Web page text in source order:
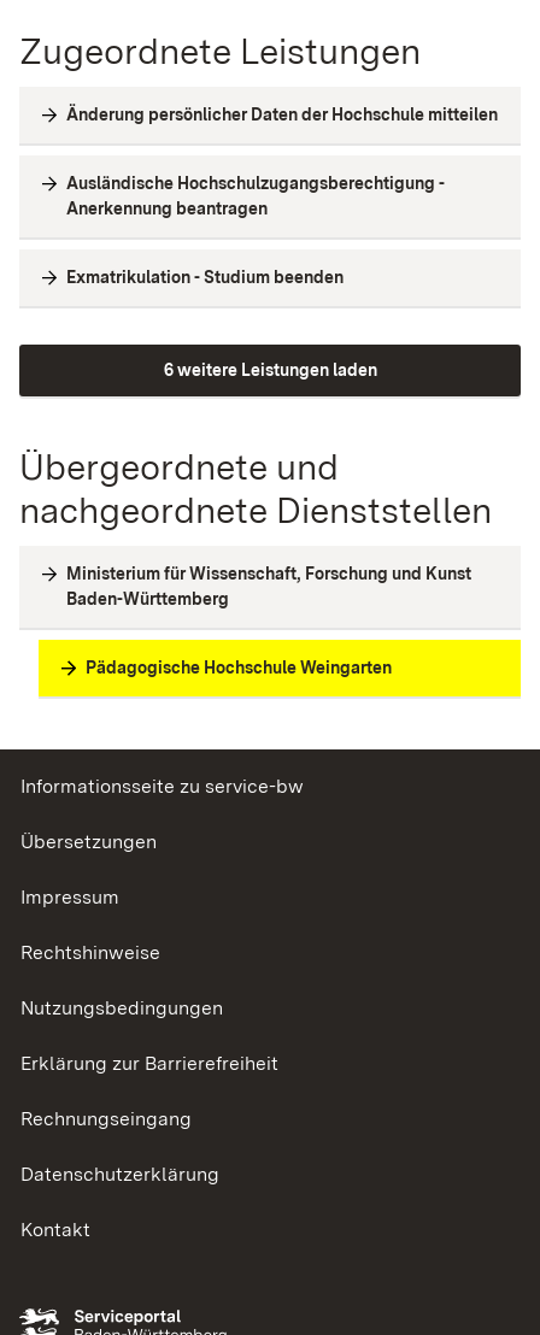
Zugeordnete Leistungen
Änderung persönlicher Daten der Hochschule mitteilen
Ausländische Hochschulzugangsberechtigung -
Anerkennung beantragen
Exmatrikulation - Studium beenden
6 weitere Leistungen laden
Übergeordnete und
nachgeordnete Dienststellen
Ministerium für Wissenschaft, Forschung und Kunst
Baden-Württemberg
Pädagogische Hochschule Weingarten
Informationsseite zu service-bw
Übersetzungen
Impressum
Rechtshinweise
Nutzungsbedingungen
Erklärung zur Barrierefreiheit
Rechnungseingang
Datenschutzerklärung
Kontakt